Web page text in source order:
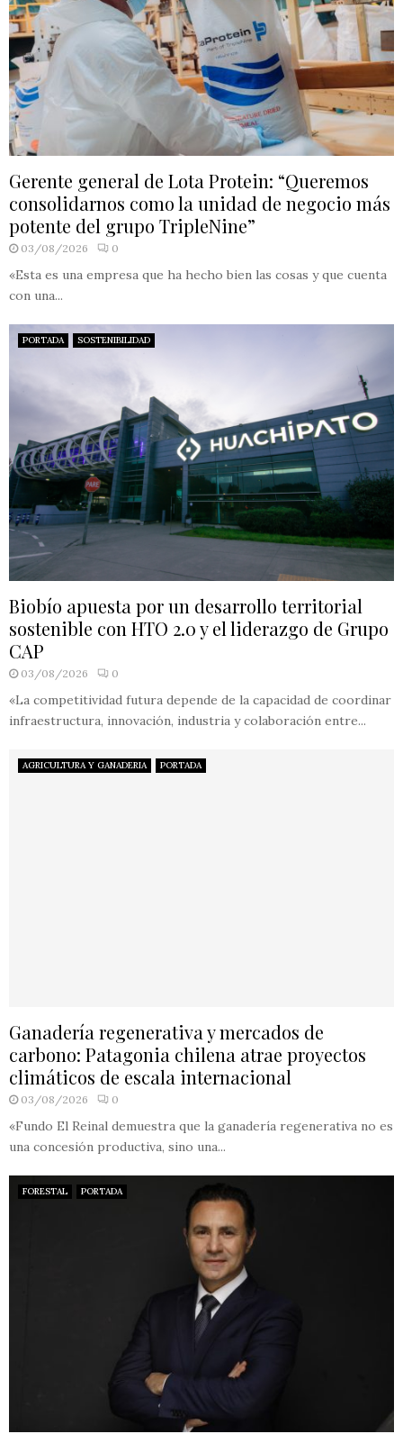
Gerente general de Lota Protein: “Queremos
consolidarnos como la unidad de negocio más
potente del grupo TripleNine”
03/08/2026 0
«Esta es una empresa que ha hecho bien las cosas y que cuenta
con una...
PORTADA SOSTENIBILIDAD
Biobío apuesta por un desarrollo territorial
sostenible con HTO 2.0 y el liderazgo de Grupo
CAP
03/08/2026 0
«La competitividad futura depende de la capacidad de coordinar
infraestructura, innovación, industria y colaboración entre...
AGRICULTURA Y GANADERIA PORTADA
Ganadería regenerativa y mercados de
carbono: Patagonia chilena atrae proyectos
climáticos de escala internacional
03/08/2026 0
«Fundo El Reinal demuestra que la ganadería regenerativa no es
una concesión productiva, sino una...
FORESTAL PORTADA